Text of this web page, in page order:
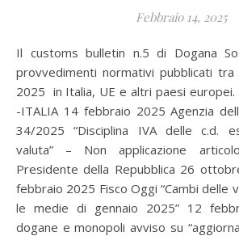
Febbraio 14, 2025
Il customs bulletin n.5 di Dogana Sostenibile segnala i
provvedimenti normativi pubblicati
2025 in Italia, UE e altri paesi europei.
-ITALIA 14 febbraio 2025 Agenzia
34/2025 “Disciplina IVA delle c.d.
valuta” – Non applicazione
Presidente della Repubblica 26
febbraio 2025 Fisco Oggi “Cambi delle
le medie di gennaio 2025” 12
dogane e monopoli avviso su